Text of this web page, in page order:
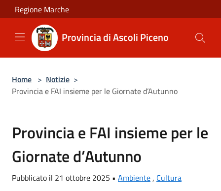
Salta al contenuto principale
Regione Marche
Provincia di Ascoli Piceno
Home > Notizie >
Provincia e FAI insieme per le Giornate d’Autunno
Provincia e FAI insieme per le
Giornate d’Autunno
Pubblicato il 21 ottobre 2025 • Ambiente, Cultura